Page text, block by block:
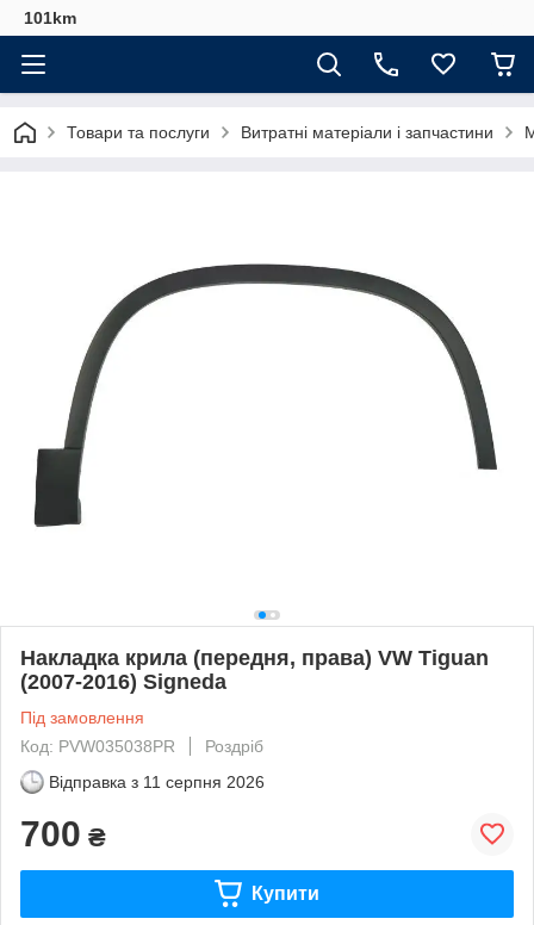
101km
Товари та послуги Витратні матеріали і запчастини
Накладка крила (передня, права) VW Tiguan
(2007-2016) Signeda
Під замовлення
Код: PVW035038PR
Роздріб
Відправка з 11 серпня 2026
700 ₴
Купити